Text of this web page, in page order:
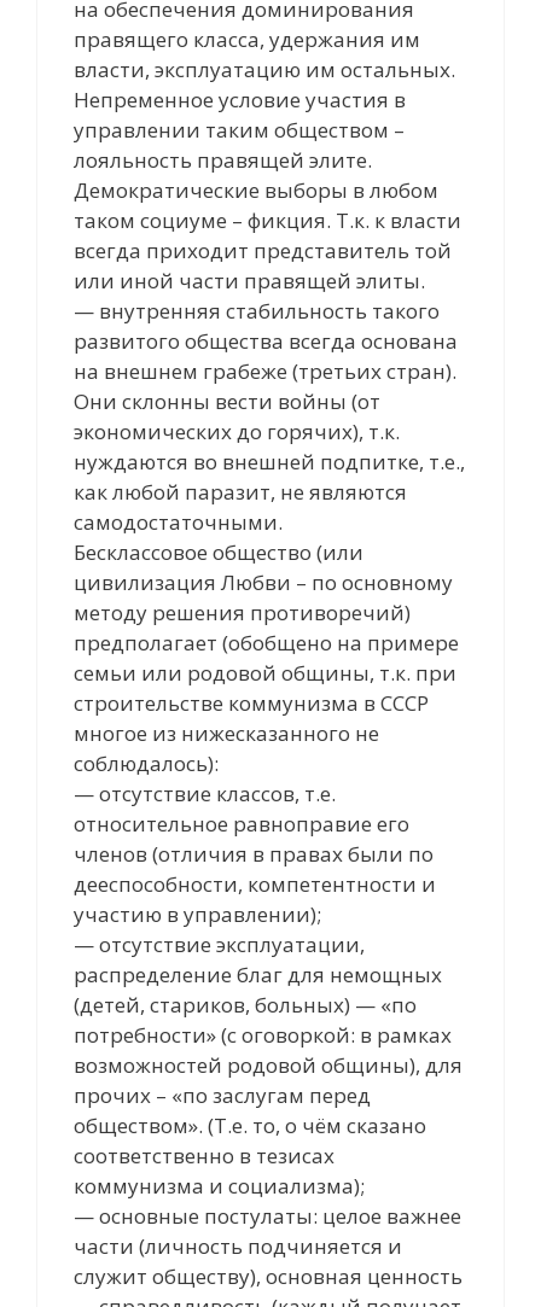
на обеспечения доминирования
правящего класса, удержания им
власти, эксплуатацию им остальных.
Непременное условие участия в
управлении таким обществом –
лояльность правящей элите.
Демократические выборы в любом
таком социуме – фикция. Т.к. к власти
всегда приходит представитель той
или иной части правящей элиты.
— внутренняя стабильность такого
развитого общества всегда основана
на внешнем грабеже (третьих стран).
Они склонны вести войны (от
экономических до горячих), т.к.
нуждаются во внешней подпитке, т.е.,
как любой паразит, не являются
самодостаточными.
Бесклассовое общество (или
цивилизация Любви – по основному
методу решения противоречий)
предполагает (обобщено на примере
семьи или родовой общины, т.к. при
строительстве коммунизма в СССР
многое из нижесказанного не
соблюдалось):
— отсутствие классов, т.е.
относительное равноправие его
членов (отличия в правах были по
дееспособности, компетентности и
участию в управлении);
— отсутствие эксплуатации,
распределение благ для немощных
(детей, стариков, больных) — «по
потребности» (с оговоркой: в рамках
возможностей родовой общины), для
прочих – «по заслугам перед
обществом». (Т.е. то, о чём сказано
соответственно в тезисах
коммунизма и социализма);
— основные постулаты: целое важнее
части (личность подчиняется и
служит обществу), основная ценность